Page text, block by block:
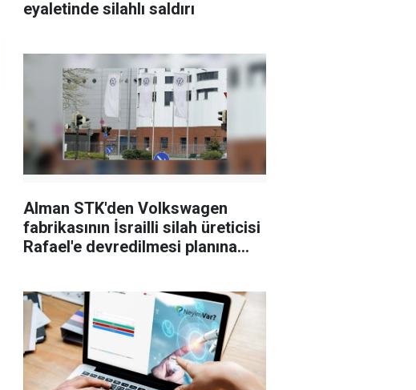
eyaletinde silahlı saldırı
Alman STK'den Volkswagen
fabrikasının İsrailli silah üreticisi
Rafael'e devredilmesi planına